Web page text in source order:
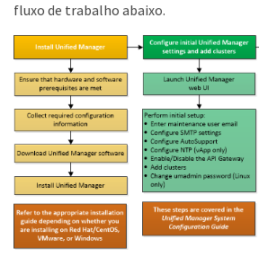
fluxo de trabalho abaixo.